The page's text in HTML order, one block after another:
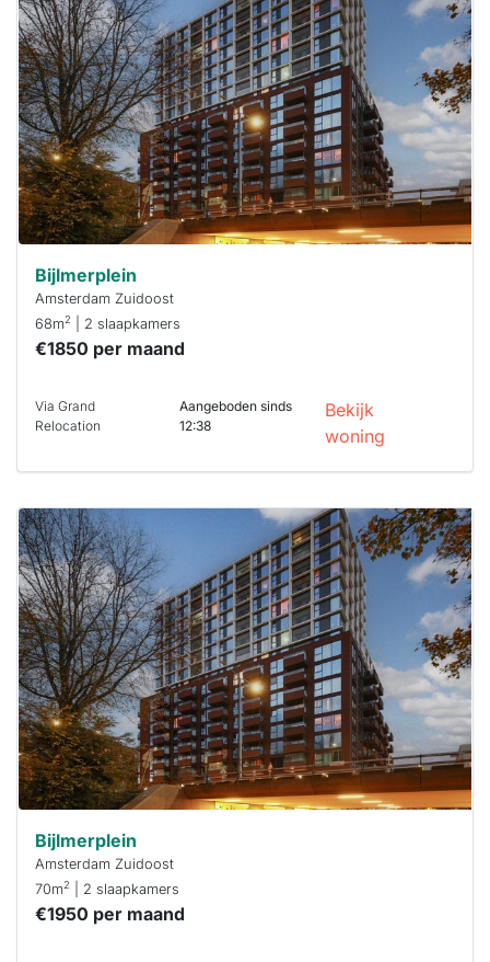
waarschijnlijk
al verhuurd
Om kans te
maken moet je
binnen 15
minuten
reageren.
Stekkies helpt
je hierbij!
Bijlmerplein
Amsterdam Zuidoost
68m2 | 2 slaapkamers
€1850 per maand
Via Grand
Relocation
Aangeboden sinds
12:38
Bekijk
woning
Deze woning
is
waarschijnlijk
al verhuurd
Om kans te
maken moet je
binnen 15
minuten
reageren.
Stekkies helpt
je hierbij!
Bijlmerplein
Amsterdam Zuidoost
70m2 | 2 slaapkamers
€1950 per maand